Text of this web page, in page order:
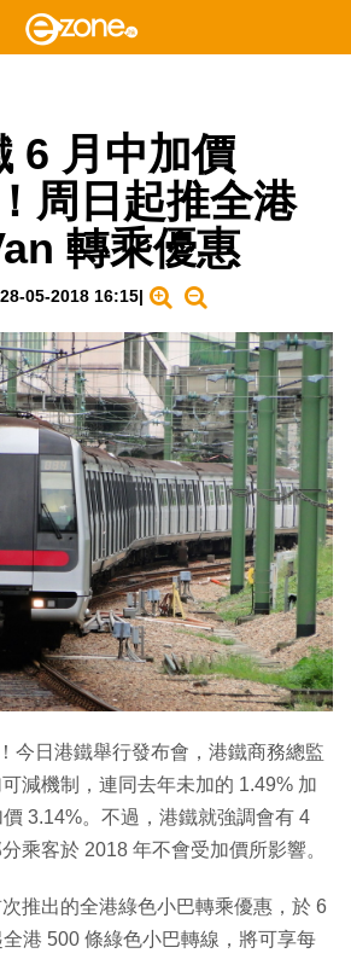
6 月中加價
周日起推全港
轉乘優惠
28-05-2018 16:15|
今日港鐵舉行發布會，港鐵商務總監
減機制，連同去年未加的 1.49% 加
3.14%。不過，港鐵就強調會有 4
乘客於 2018 年不會受加價所影響。
推出的全港綠色小巴轉乘優惠，於 6
港 500 條綠色小巴轉線，將可享每